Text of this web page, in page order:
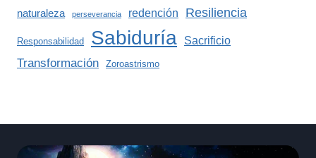
naturaleza perseverancia redención Resiliencia
Responsabilidad Sabiduría Sacrificio
Transformación Zoroastrismo